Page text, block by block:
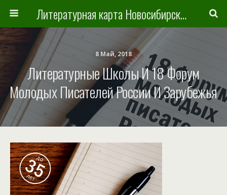
Литературная карта Новосибирска и Новосибирской области
8 Май, 2018
Литературные Школы И 18 Форум
Молодых Писателей России И Зарубежья